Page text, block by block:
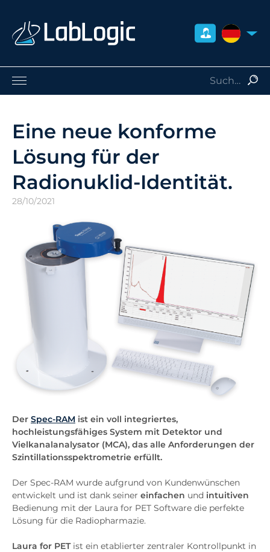
Strahlenschutz
Dienstleistungen
Kontakt
Händler
Eine neue konforme
Lösung für der
Radionuklid-Identität.
28/10/2021
Der Spec-RAM ist ein voll integriertes,
hochleistungsfähiges System mit Detektor und
Vielkanalanalysator (MCA), das alle Anforderungen der
Szintillationsspektrometrie erfüllt.
Der Spec-RAM wurde aufgrund von Kundenwünschen
entwickelt und ist dank seiner einfachen und intuitiven
Bedienung mit der Laura for PET Software die perfekte
Lösung für die Radiopharmazie.
Laura for PETist ein etablierter zentraler Kontrollpunkt in